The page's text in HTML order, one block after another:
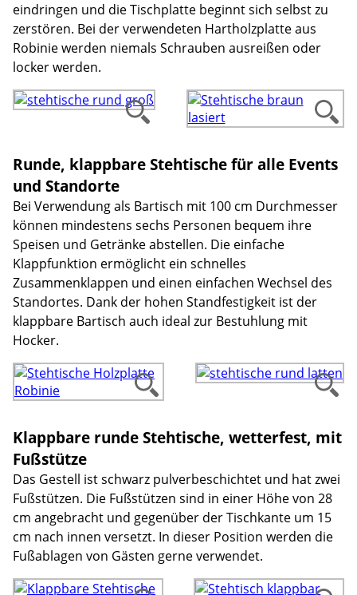
eindringen und die Tischplatte beginnt sich selbst zu
zerstören. Bei der verwendeten Hartholzplatte aus
Robinie werden niemals Schrauben ausreißen oder
locker werden.
Runde, klappbare Stehtische für alle Events
und Standorte
Bei Verwendung als Bartisch mit 100 cm Durchmesser
können mindestens sechs Personen bequem ihre
Speisen und Getränke abstellen. Die einfache
Klappfunktion ermöglicht ein schnelles
Zusammenklappen und einen einfachen Wechsel des
Standortes. Dank der hohen Standfestigkeit ist der
klappbare Bartisch auch ideal zur Bestuhlung mit
Hocker.
Klappbare runde Stehtische, wetterfest, mit
Fußstütze
Das Gestell ist schwarz pulverbeschichtet und hat zwei
Fußstützen. Die Fußstützen sind in einer Höhe von 28
cm angebracht und gegenüber der Tischkante um 15
cm nach innen versetzt. In dieser Position werden die
Fußablagen von Gästen gerne verwendet.